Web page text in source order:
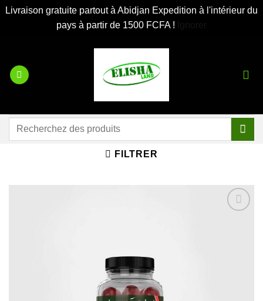
Livraison gratuite partout à Abidjan Expedition à l'intérieur du
pays à partir de 1500 FCFA !
contenu
Recherche
FILTRER